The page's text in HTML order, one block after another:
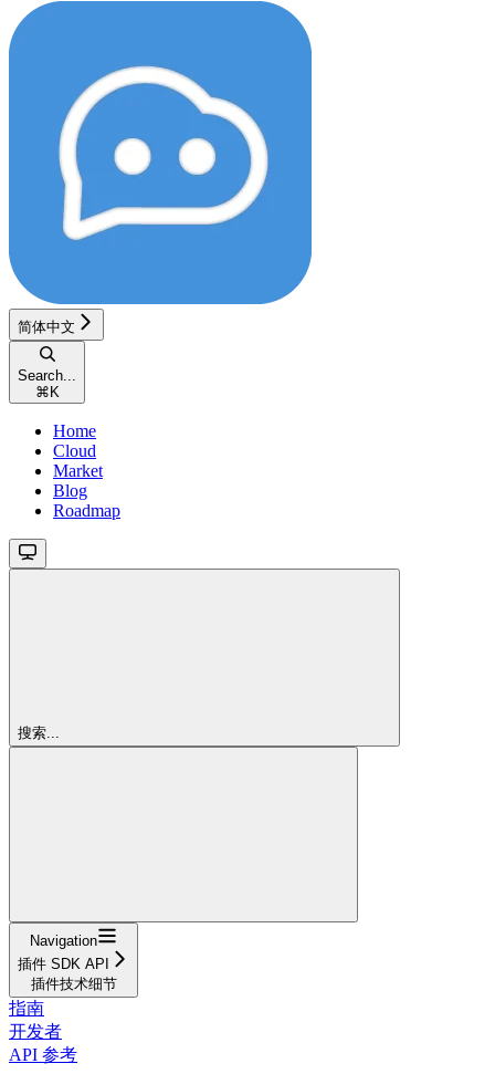
简体中文
Search...
⌘ K
Home
Cloud
Market
Blog
Roadmap
搜索...
Navigation
插件 SDK API
插件技术细节
指南
开发者
API 参考